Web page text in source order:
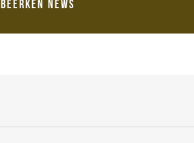
Beerken News